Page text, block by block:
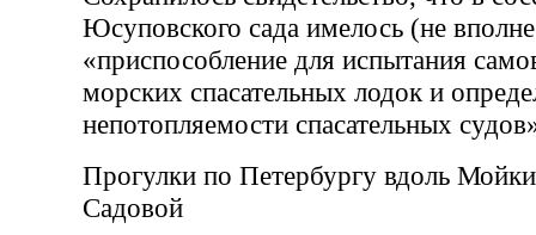
Юсуповского сада имелось (не
«приспособление для испытания
морских спасательных лодок и
непотопляемости спасательных
Прогулки по Петербургу вдоль
Садовой